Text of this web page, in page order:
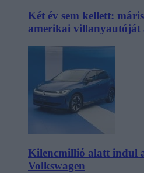
Két év sem kellett:
amerikai villanyautóját
Kilencmillió alatt indul
Volkswagen